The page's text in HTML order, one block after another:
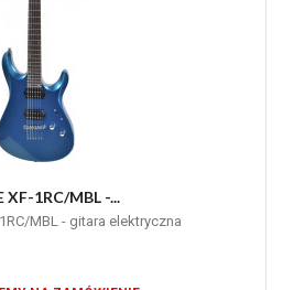
1RC/MBL -...
MBL - gitara elektryczna